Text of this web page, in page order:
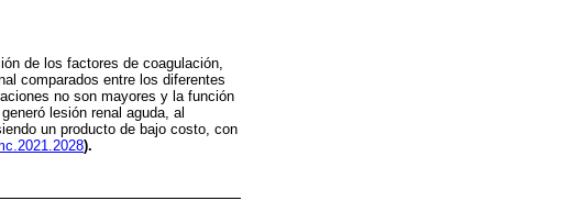
de los factores de coagulación,
comparados entre los diferentes
no son mayores y la función
lesión renal aguda, al
un producto de bajo costo, con
).